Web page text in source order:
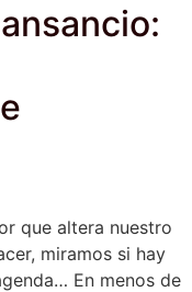
que altera nuestro
miramos si hay
En menos de